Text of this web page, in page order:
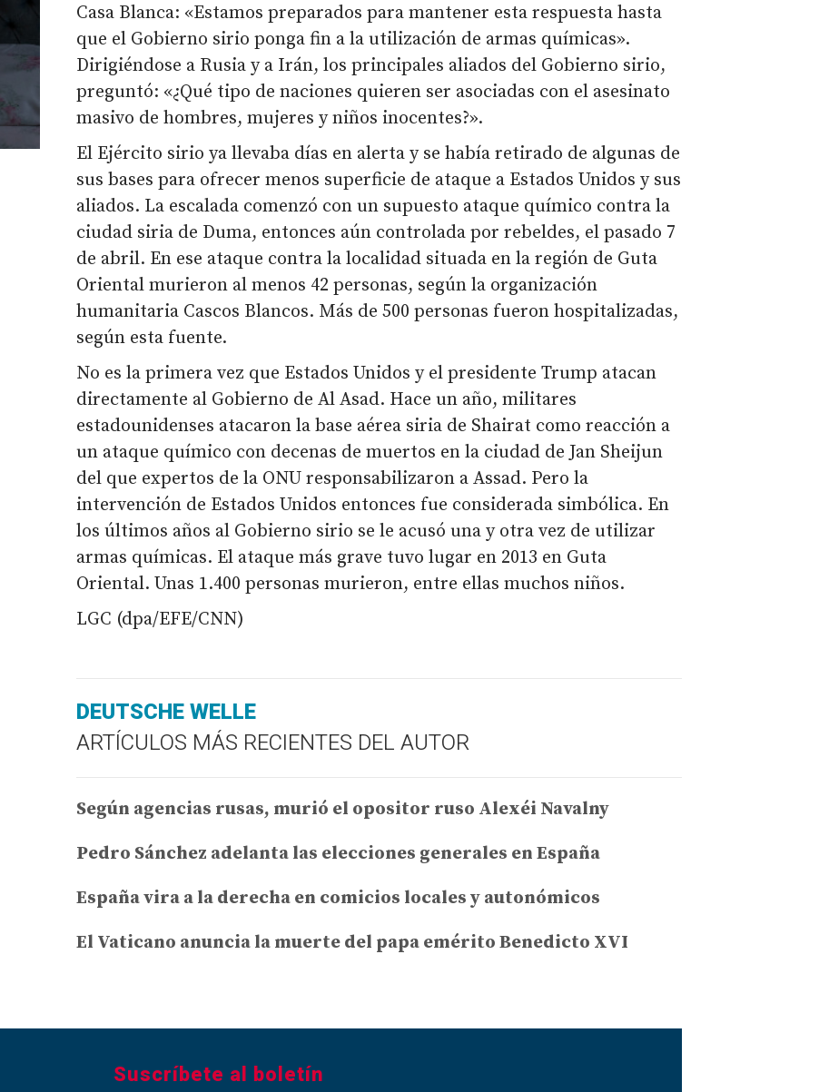
Casa Blanca: «Estamos preparados para mantener esta respuesta hasta
que el Gobierno sirio ponga fin a la utilización de armas químicas».
Dirigiéndose a Rusia y a Irán, los principales aliados del Gobierno sirio,
preguntó: «¿Qué tipo de naciones quieren ser asociadas con el asesinato
masivo de hombres, mujeres y niños inocentes?».
El Ejército sirio ya llevaba días en alerta y se había retirado de algunas de
sus bases para ofrecer menos superficie de ataque a Estados Unidos y sus
aliados. La escalada comenzó con un supuesto ataque químico contra la
ciudad siria de Duma, entonces aún controlada por rebeldes, el pasado 7
de abril. En ese ataque contra la localidad situada en la región de Guta
Oriental murieron al menos 42 personas, según la organización
humanitaria Cascos Blancos. Más de 500 personas fueron hospitalizadas,
según esta fuente.
No es la primera vez que Estados Unidos y el presidente Trump atacan
directamente al Gobierno de Al Asad. Hace un año, militares
estadounidenses atacaron la base aérea siria de Shairat como reacción a
un ataque químico con decenas de muertos en la ciudad de Jan Sheijun
del que expertos de la ONU responsabilizaron a Assad. Pero la
intervención de Estados Unidos entonces fue considerada simbólica. En
los últimos años al Gobierno sirio se le acusó una y otra vez de utilizar
armas químicas. El ataque más grave tuvo lugar en 2013 en Guta
Oriental. Unas 1.400 personas murieron, entre ellas muchos niños.
LGC (dpa/EFE/CNN)
DEUTSCHE WELLE
ARTÍCULOS MÁS RECIENTES DEL AUTOR
Según agencias rusas, murió el opositor ruso Alexéi Navalny
Pedro Sánchez adelanta las elecciones generales en España
España vira a la derecha en comicios locales y autonómicos
El Vaticano anuncia la muerte del papa emérito Benedicto XVI
Suscríbete al boletín